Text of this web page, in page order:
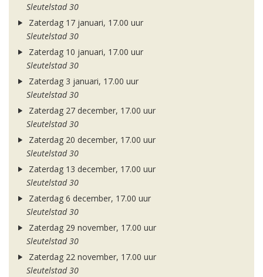
Sleutelstad 30
Zaterdag 17 januari, 17.00 uur
Sleutelstad 30
Zaterdag 10 januari, 17.00 uur
Sleutelstad 30
Zaterdag 3 januari, 17.00 uur
Sleutelstad 30
Zaterdag 27 december, 17.00 uur
Sleutelstad 30
Zaterdag 20 december, 17.00 uur
Sleutelstad 30
Zaterdag 13 december, 17.00 uur
Sleutelstad 30
Zaterdag 6 december, 17.00 uur
Sleutelstad 30
Zaterdag 29 november, 17.00 uur
Sleutelstad 30
Zaterdag 22 november, 17.00 uur
Sleutelstad 30